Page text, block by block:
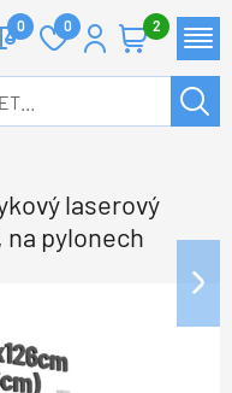
0 0 2
laserový
pylonech